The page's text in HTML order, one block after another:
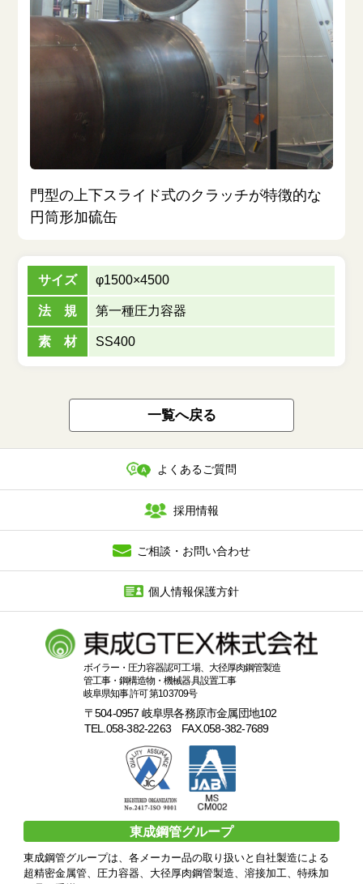
門型の上下スライド式のクラッチが特徴的な
円筒形加硫缶
サイズ φ1500×4500
法 規 第一種圧力容器
素 材 SS400
一覧へ戻る
よくあるご質問
採用情報
ご相談・お問い合わせ
個人情報保護方針
ボイラー・圧力容器認可工場、大径厚肉鋼管製造
管工事・鋼構造物・機械器具設置工事
岐阜県知事 許可 第103709号
〒504-0957 岐阜県各務原市金属団地102
TEL.058-382-2263 FAX.058-382-7689
東成鋼管グループ
東成鋼管グループは、各メーカー品の取り扱いと自社製造による
超精密金属管、圧力容器、大径厚肉鋼管製造、溶接加工、特殊加